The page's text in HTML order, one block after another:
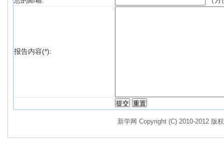
报告内容(*):
新学网 Copyright (C) 2010-2012 版